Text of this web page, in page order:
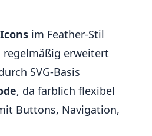
im Feather-Stil
regelmäßig erweitert
SVG-Basis
, da farblich flexibel
Buttons, Navigation,